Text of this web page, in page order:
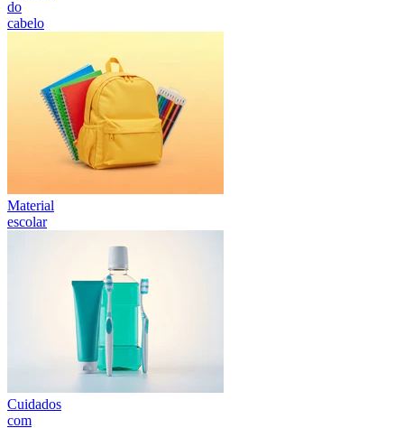
do
cabelo
Material
escolar
Cuidados
com